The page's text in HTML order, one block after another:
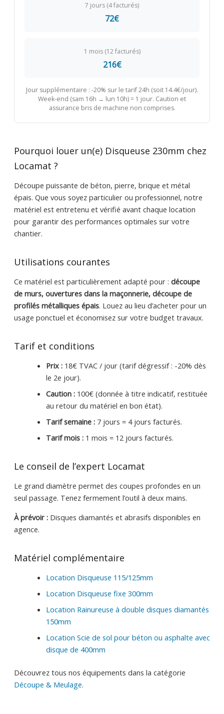
7 jours (4 facturés)
72€
1 mois (12 facturés)
216€
Jour supplémentaire : -20% sur le tarif 24h (soit 14.4€/jour).
Week-end (sam 16h → lun 10h) = 1 jour. Caution et
assurance bris de machine non comprises.
Pourquoi louer un(e) Disqueuse 230mm chez
Locamat ?
Découpe puissante de béton, pierre, brique et métal
épais. Que vous soyez particulier ou professionnel, notre
matériel est entretenu et vérifié avant chaque location
pour garantir des performances optimales sur votre
chantier.
Utilisations courantes
Ce matériel est particulièrement adapté pour : découpe
de murs, ouvertures dans la maçonnerie, découpe de
profilés métalliques épais. Louez au lieu d’acheter pour un
usage ponctuel et économisez sur votre budget travaux.
Tarif et conditions
Prix :18€ TVAC / jour (tarif dégressif : -20% dès
le 2e jour).
Caution :100€ (donnée à titre indicatif, restituée
au retour du matériel en bon état).
Tarif semaine :7 jours = 4 jours facturés.
Tarif mois :1 mois = 12 jours facturés.
Le conseil de l’expert Locamat
Le grand diamètre permet des coupes profondes en un
seul passage. Tenez fermement l’outil à deux mains.
À prévoir :Disques diamantés et abrasifs disponibles en
agence.
Matériel complémentaire
Location Disqueuse 115/125mm
Location Disqueuse fixe 300mm
Location Rainureuse à double disques diamantés
150mm
Location Scie de sol pour béton ou asphalte avec
disque de 400mm
Découvrez tous nos équipements dans la catégorie
Découpe & Meulage.